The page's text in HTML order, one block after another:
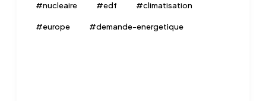
#nucleaire #edf #climatisation
#europe #demande-energetique